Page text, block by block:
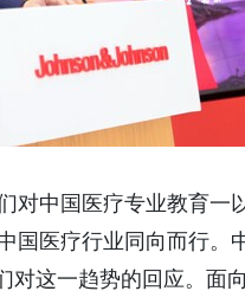
对中国医疗专业教育一
国医疗行业同向而行。
对这一趋势的回应。面